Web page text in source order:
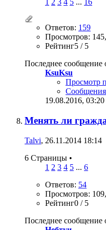
2 3 4 5 ... 16
Ответов: 159
Просмотров:
Рейтинг5 / 5
Последнее сообщение
KsuKsu
Просмотр
19.08.2016, 03:20
Менять ли
Talvi, 26.11.2014 18:14
6 Страницы •
1 2 3 4 5 ... 6
Ответов: 54
Просмотров:
Рейтинг0 / 5
Последнее сообщение